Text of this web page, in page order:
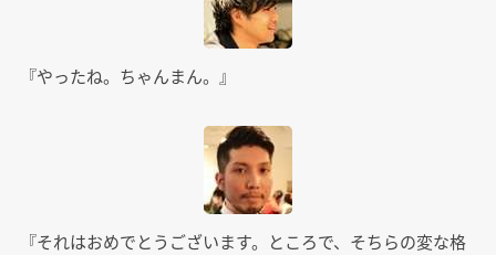
『やったね。ちゃんまん。』
『それはおめでとうございます。ところで、そちらの変な格